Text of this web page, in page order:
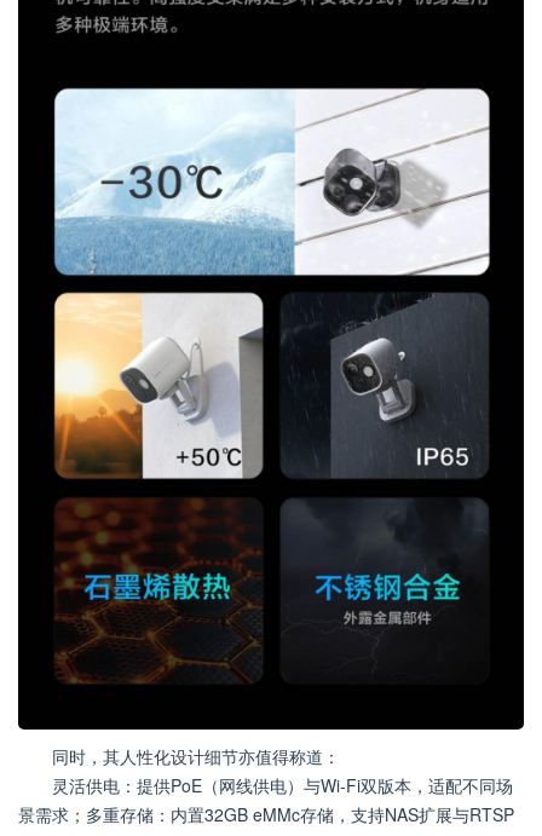
同时，其人性化设计细节亦值得称道：
灵活供电：提供PoE（网线供电）与Wi-Fi双版本，适配不同场
景需求；多重存储：内置32GB eMMc存储，支持NAS扩展与RTSP